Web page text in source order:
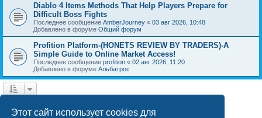
Этот сайт использует cookies для
Diablo 4 Items Methods That Help Players Prepare for
Difficult Boss Fights
Последнее сообщение AmberJourney « 03 авг 2026, 10:48
Добавлено в форуме Общий форум
Profition Platform-(HONETS REVIEW BY TRADERS)-A
Simple Guide to Online Market Access!
Последнее сообщение profition « 02 авг 2026, 11:20
Добавлено в форуме Альбатрос